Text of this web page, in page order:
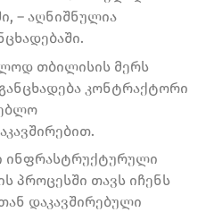
– აღნიშნულია
თბილისის მერს
კონტრაქტორი
ინფრასტრუქტურული
პროცესში თავს იჩენს
დაკავშირებული